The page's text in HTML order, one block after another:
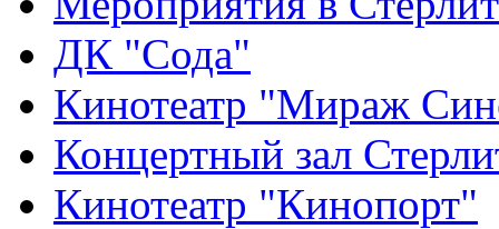
ДК "Сода"
Кинотеатр "Мираж
Концертный зал
Кинотеатр "Кинопорт"